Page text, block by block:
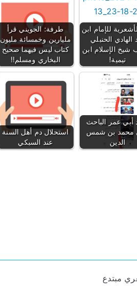
طرفة: الجويني قرأ
مليارين وخمسائة مليون
كتاب ليس فيهما صحيح
البخاري ومسلم!!
للإمام ابن
الهادي الحنبلي
شيخ الإسلام ابن
تيمية!
استحلال دم أهل السنة
عند السبكي
أبي عمر الباحث
محمد بن شمس
الدين
مبتدع